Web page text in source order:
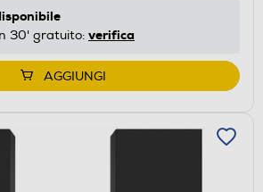
30' gratuito: verifica
AGGIUNGI